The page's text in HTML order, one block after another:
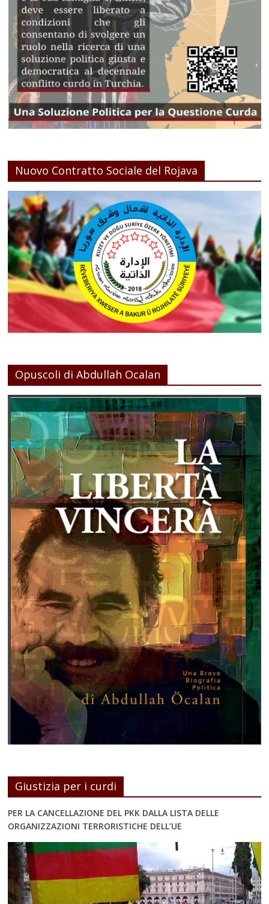
Nuovo Contratto Sociale del Rojava
Opuscoli di Abdullah Ocalan
Giustizia per i curdi
PER LA CANCELLAZIONE DEL PKK DALLA LISTA DELLE
ORGANIZZAZIONI TERRORISTICHE DELL’UE